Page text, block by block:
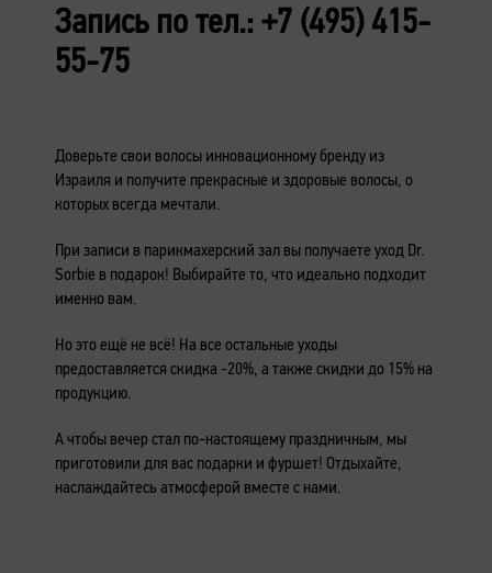
Запись по тел.: +7 (495) 415-
55-75
Доверьте свои волосы инновационному бренду из
Израиля и получите прекрасные и здоровые волосы, о
которых всегда мечтали.
При записи в парикмахерский зал вы получаете уход Dr.
Sorbie в подарок! Выбирайте то, что идеально подходит
именно вам.
Но это ещё не всё! На все остальные уходы
предоставляется скидка -20%, а также скидки до 15% на
продукцию.
А чтобы вечер стал по-настоящему праздничным, мы
приготовили для вас подарки и фуршет! Отдыхайте,
наслаждайтесь атмосферой вместе с нами.